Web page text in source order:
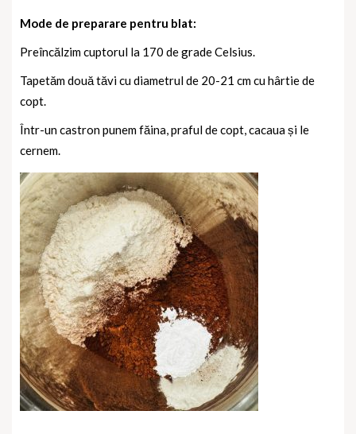
Mode de preparare pentru blat:
Preîncălzim cuptorul la 170 de grade Celsius.
Tapetăm două tăvi cu diametrul de 20-21 cm cu hârtie de
copt.
Într-un castron punem făina, praful de copt, cacaua și le
cernem.